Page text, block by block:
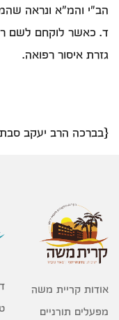
הב"י והמ"א ונראה
ד. כאשר לוקחם לשם
גזרת איסור רפואה.
{בברכה הרב יעקב
אודות קריית משה
מפעלים תורניים